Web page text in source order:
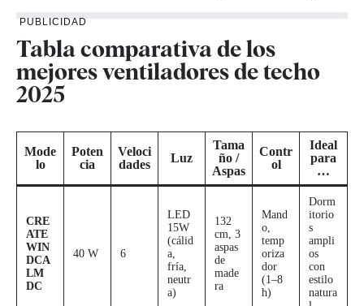
PUBLICIDAD
Tabla comparativa de los
mejores ventiladores de techo
2025
Mode
lo
Poten
cia
Veloci
dades
Luz
Tama
ño /
Aspas
Contr
ol
Ideal
para
…
CRE
ATE
WIN
DCA
LM
DC
40 W 6
LED
15W
(cálid
a,
fría,
neutr
a)
132
cm, 3
aspas
de
made
ra
Mand
o,
temp
oriza
dor
(1–8
h)
Dorm
itorio
s
ampli
os
con
estilo
natura